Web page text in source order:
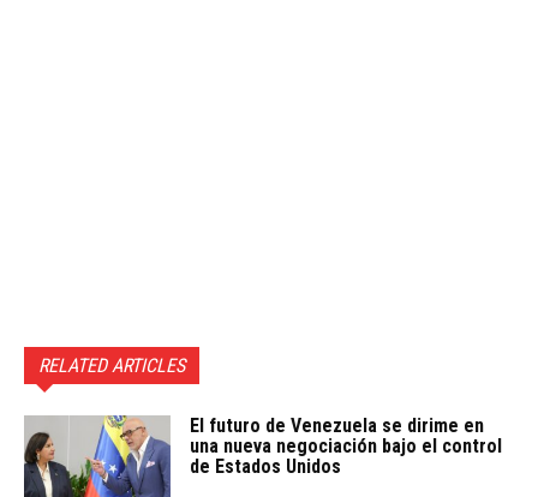
RELATED ARTICLES
El futuro de Venezuela se dirime en
una nueva negociación bajo el control
de Estados Unidos